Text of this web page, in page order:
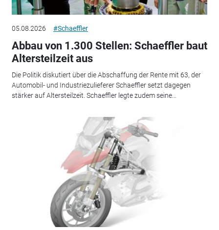
05.08.2026 #Schaeffler
Abbau von 1.300 Stellen: Schaeffler baut
Altersteilzeit aus
Die Politik diskutiert über die Abschaffung der Rente mit 63, der
Automobil- und Industriezulieferer Schaeffler setzt dagegen
stärker auf Altersteilzeit. Schaeffler legte zudem seine...